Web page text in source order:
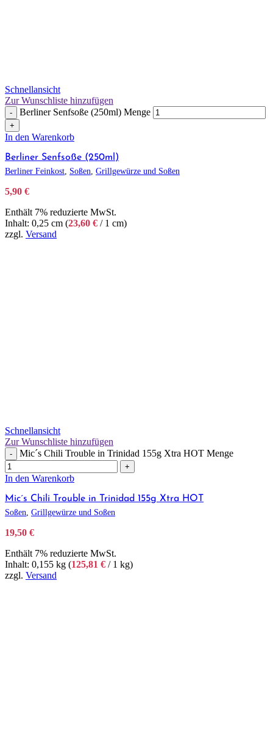
Schnellansicht
Zur Wunschliste hinzufügen
- Berliner Senfsoße (250ml) Menge
+
In den Warenkorb
Berliner Senfsoße (250ml)
Berliner Feinkost Soßen Grillgewürze und Soßen
5,90 €
Enthält 7% reduzierte MwSt.
Inhalt: 0,25 cm (23,60 € / 1 cm)
zzgl. Versand
Schnellansicht
Zur Wunschliste hinzufügen
- Mic´s Chili Trouble in Trinidad 155g Xtra HOT Menge
+
In den Warenkorb
Mic´s Chili Trouble in Trinidad 155g Xtra HOT
Soßen Grillgewürze und Soßen
19,50 €
Enthält 7% reduzierte MwSt.
Inhalt: 0,155 kg (125,81 € / 1 kg)
zzgl. Versand